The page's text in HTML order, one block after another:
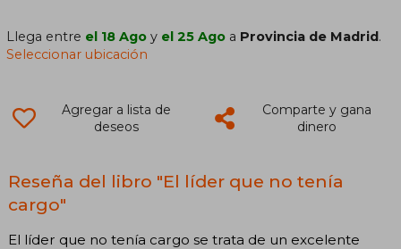
Llega entre el 18 Ago y el 25 Ago a Provincia de Madrid.
Seleccionar ubicación
Agregar a lista de
deseos
Comparte y gana
dinero
Reseña del libro "El líder que no tenía
cargo"
El líder que no tenía cargo se trata de un excelente